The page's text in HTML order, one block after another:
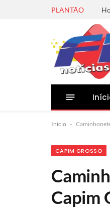
PLANTÃO
Início -
CAPIM GROSSO
Capim